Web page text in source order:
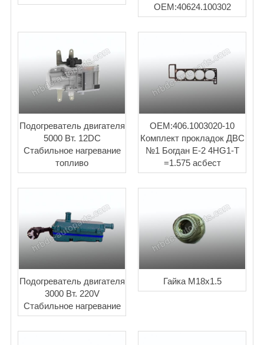
OEM:40624.100302
Подогреватель двигателя
5000 Вт. 12DC
Стабильное нагревание
топливо
OEM:406.1003020-10
Комплект прокладок ДВС
№1 Богдан Е-2 4HG1-T
=1.575 асбест
Подогреватель двигателя
3000 Вт. 220V
Стабильное нагревание
Гайка М18x1.5